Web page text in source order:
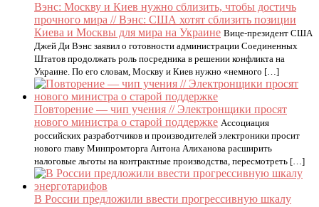
Вэнс: Москву и Киев нужно сблизить, чтобы достичь
прочного мира // Вэнс: США хотят сблизить позиции
Киева и Москвы для мира на Украине Вице-президент США
Джей Ди Вэнс заявил о готовности администрации Соединенных
Штатов продолжать роль посредника в решении конфликта на
Украине. По его словам, Москву и Киев нужно «немного […]
Повторение — чип учения // Электронщики просят
нового министра о старой поддержке Ассоциация
российских разработчиков и производителей электроники просит
нового главу Минпромторга Антона Алиханова расширить
налоговые льготы на контрактные производства, пересмотреть […]
В России предложили ввести прогрессивную шкалу